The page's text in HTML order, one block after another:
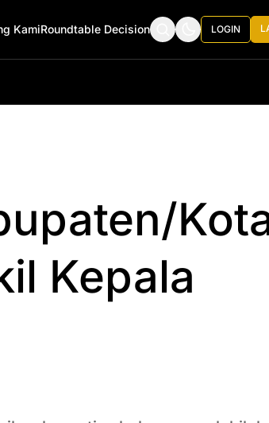
KamiRoundtable Decision LOGIN
Kepala